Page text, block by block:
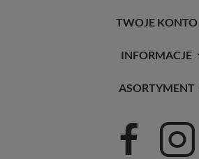
TWOJE KONTO
INFORMACJE
ASORTYMENT